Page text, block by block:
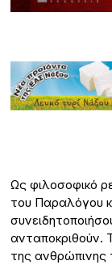
Ως φιλοσοφικό
του Παραλόγου
ανταποκριθούν.
της ανθρώπινης